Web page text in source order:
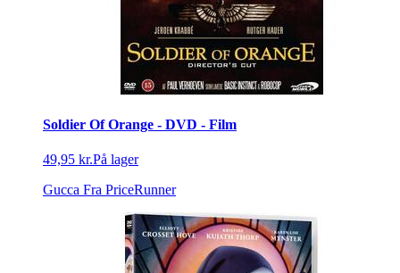
Soldier Of Orange - DVD - Film
49,95 kr.På lager
Gucca Fra PriceRunner